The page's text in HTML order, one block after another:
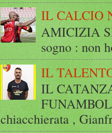
IL CALCIO
AMICIZIA
sogno : non
IL
IL
chiacchierata ,